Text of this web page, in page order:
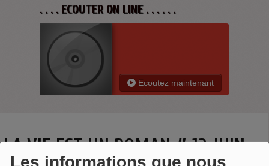
Les informations que nous
. . . . ECOUTER ON LINE . . . . . .
Ecoutez maintenant
LA VIE EST UN ROMAN # 12 JUIN